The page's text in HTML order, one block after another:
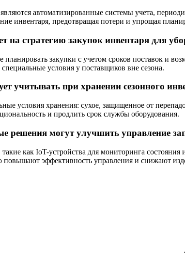
автоматизированные системы учета,
инвентаря, предотвращая потери и упрощая
на стратегию закупок инвентаря для
планировать закупки с учетом сроков поставок и
условия у поставщиков вне сезона.
учитывать при хранении сезонного
условия хранения: сухое, защищенное от
и продлить срок службы оборудования.
решения могут улучшить управление
как IoT-устройства для мониторинга
повышают эффективность управления и снижают